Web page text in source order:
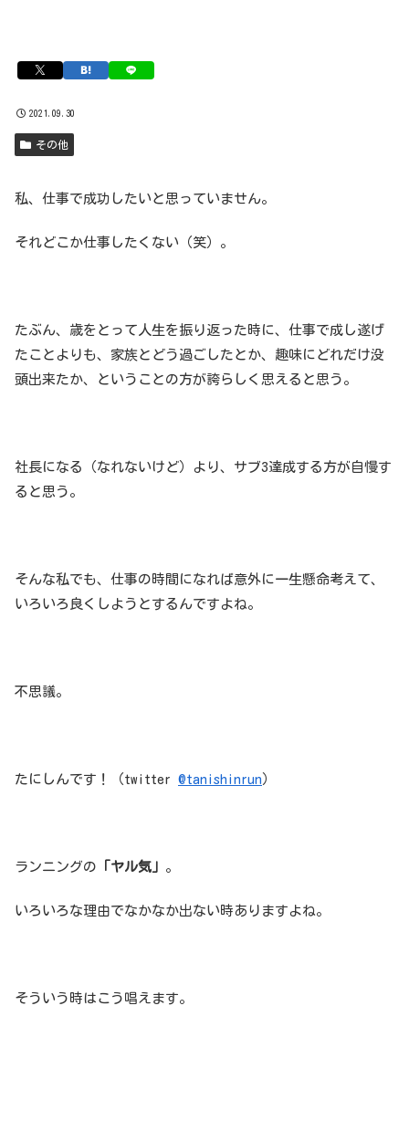
2021.09.30
その他
私、仕事で成功したいと思っていません。
それどこか仕事したくない（笑）。
たぶん、歳をとって人生を振り返った時に、仕事で成し遂げ
たことよりも、家族とどう過ごしたとか、趣味にどれだけ没
頭出来たか、ということの方が誇らしく思えると思う。
社長になる（なれないけど）より、サブ3達成する方が自慢す
ると思う。
そんな私でも、仕事の時間になれば意外に一生懸命考えて、
いろいろ良くしようとするんですよね。
不思議。
たにしんです！（twitter @tanishinrun）
ランニングの 「ヤル気」 。
いろいろな理由でなかなか出ない時ありますよね。
そういう時はこう唱えます。